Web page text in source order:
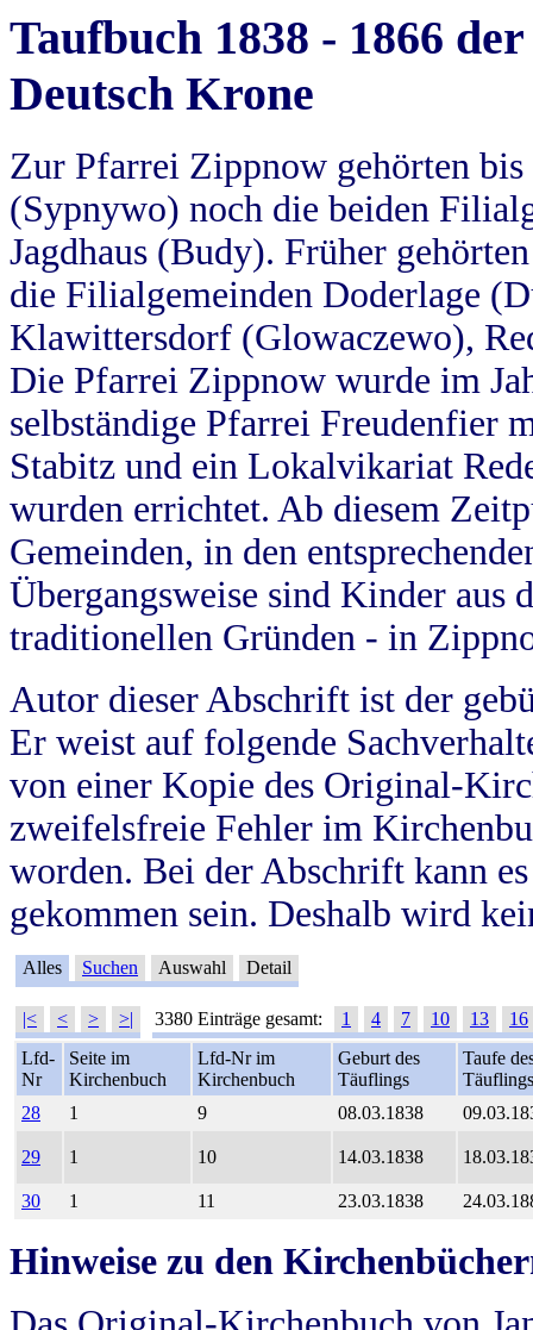
Taufbuch 1838 - 1866
Deutsch Krone
Zur Pfarrei Zippnow gehörten
(Sypnywo) noch die beiden
Jagdhaus (Budy). Früher
die Filialgemeinden Doderlage
Klawittersdorf (Glowaczewo),
Die Pfarrei Zippnow wurde im
selbständige Pfarrei Freudenfier
Stabitz und ein Lokalvikariat
wurden errichtet. Ab diesem
Gemeinden, in den
Übergangsweise sind Kinder aus
traditionellen Gründen - in
Autor dieser Abschrift ist der
Er weist auf folgende
von einer Kopie des Original-
zweifelsfreie Fehler im
worden. Bei der Abschrift kann
gekommen sein. Deshalb wird
Alles Suchen Auswahl Detail
|< < > >| 3380 Einträge gesamt: 1 4 7 10 13
16
Lfd-
Nr
Seite im
Kirchenbuch
Lfd-Nr im
Kirchenbuch
Geburt des
Täuflings
Taufe
Täuflings
28
1 9 08.03.1838
29 1 10 14.03.1838
30 1 11 23.03.1838
Hinweise zu den